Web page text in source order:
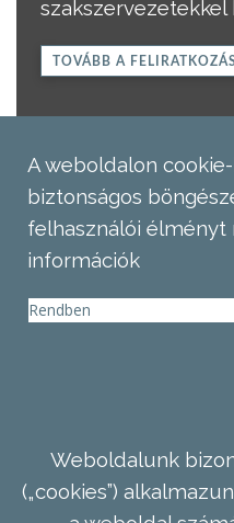
szakszervezetekkel
TOVÁBB A
A weboldalon
biztonságos
felhasználói élményt
információk
Rendben
Weboldalunk
(„cookies”)